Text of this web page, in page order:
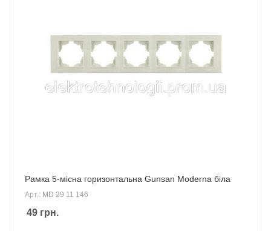
Рамка 5-місна горизонтальна Gunsan Moderna біла
Арт.: MD 29 11 146
49 грн.